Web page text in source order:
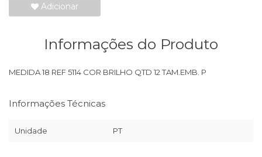
Adicionar
Informações do Produto
MEDIDA 18 REF 5114 COR BRILHO QTD 12 TAM.EMB. P
Informações Técnicas
Unidade PT